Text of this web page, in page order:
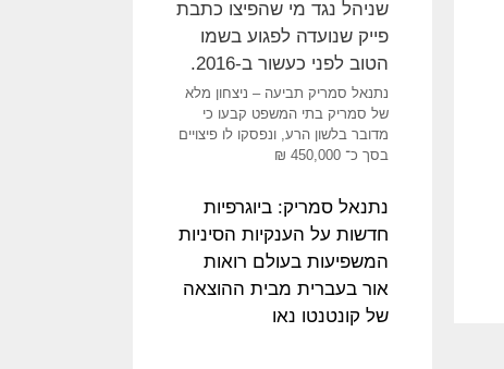
נתנאל סמריק תביעה – ניצחון מלא
של סמריק בתי המשפט קבעו כי
מדובר בלשון הרע, ונפסקו לו פיצויים
בסך כ־ 450,000 ₪
נתנאל סמריק: ביוגרפיות
חדשות על הענקיות הסיניות
המשפיעות בעולם רואות
אור בעברית מבית ההוצאה
של קונטנטו נאו